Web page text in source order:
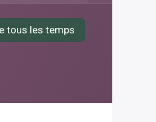
tous les temps